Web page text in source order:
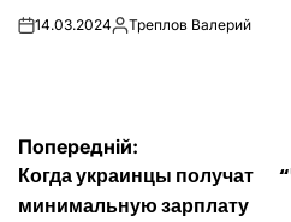
on14.03.2024Опубліковано
Треплов Валерий
Навігація
Попередній:
Когда украинцы получат
минимальную зарплату